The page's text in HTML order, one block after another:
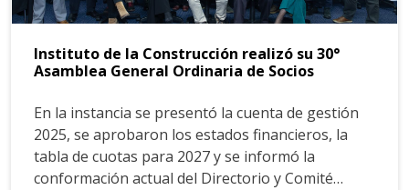
Instituto de la Construcción realizó su 30°
Asamblea General Ordinaria de Socios
En la instancia se presentó la cuenta de gestión
2025, se aprobaron los estados financieros, la
tabla de cuotas para 2027 y se informó la
conformación actual del Directorio y Comité…